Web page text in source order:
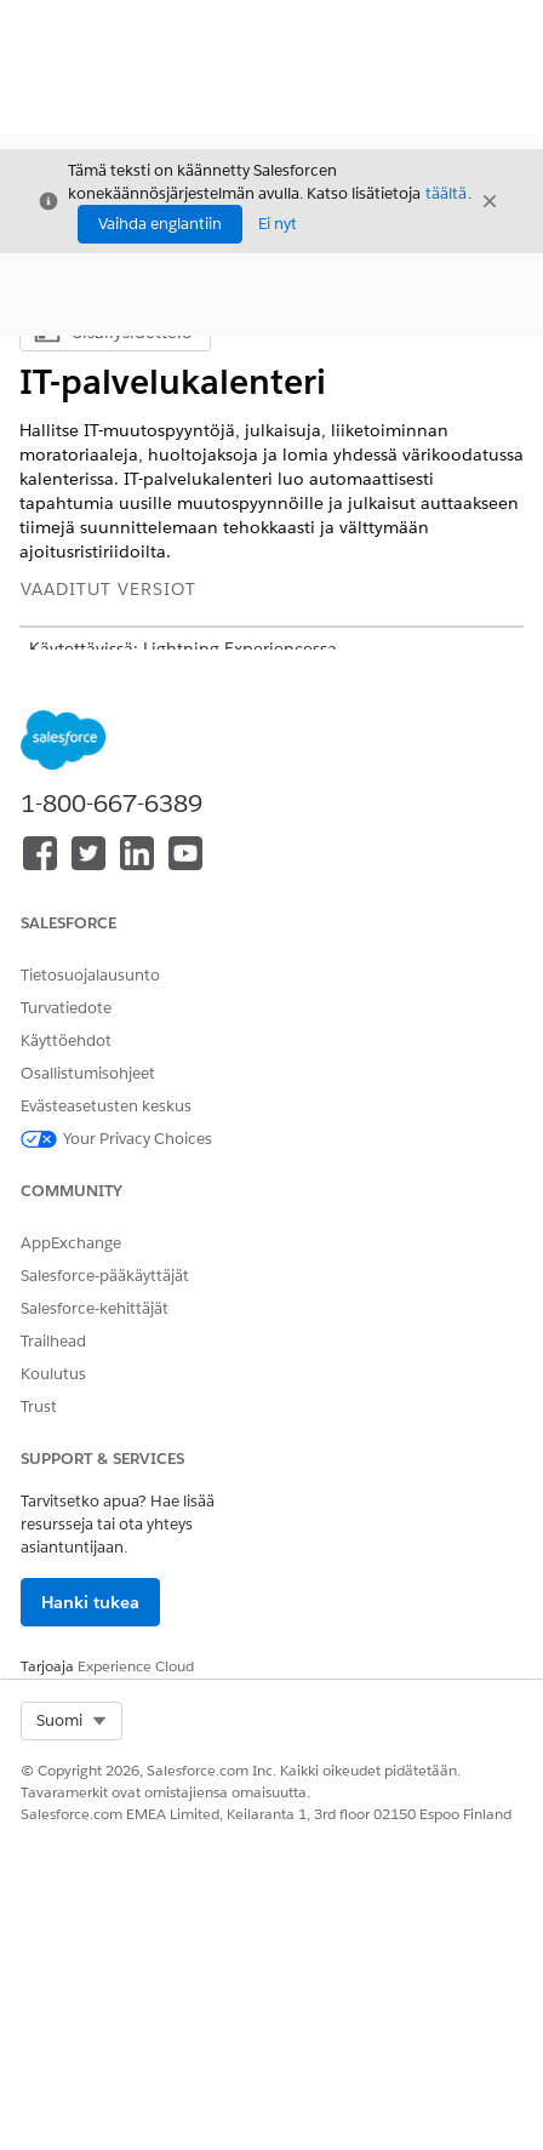
Sulje
Tämä teksti on käännetty Salesforcen
konekäännösjärjestelmän avulla. Katso lisätietoja täältä.
Vaihda englantiin
Ei nyt
Sulje
Näytä sisällysluettelo
Sisällysluettelo
IT-palvelukalenteri
Hallitse IT-muutospyyntöjä, julkaisuja, liiketoiminnan
moratoriaaleja, huoltojaksoja ja lomia yhdessä värikoodatussa
kalenterissa. IT-palvelukalenteri luo automaattisesti
tapahtumia uusille muutospyynnöille ja julkaisut auttaakseen
tiimejä suunnittelemaan tehokkaasti ja välttymään
ajoitusristiriidoilta.
VAADITUT VERSIOT
Käytettävissä: Lightning Experiencessa
Unlimited
palvelun avulla.
Pääkäyttäjät määrittävät tapahtumatyyppejä, kuten
huoltojaksot tai moratoriaalit, jotka ajoitetaan ja
seurataan IT-palvelukalenterissa. IT-tiimisi voi luoda ja
IT-palvelukalenterin käyttäminen
IT-tiimit ajoittavat ja seuraavat tapahtumia kalenterissa.
Julkaisujen ja muutospyyntöjen seuraaminen IT-
palvelukalenterissa
IT-palvelukalenteri auttaa tiimejä seuraamaan ja
Tämä keskitetty näkymä auttaa välttymään ristiriidoilta ja
varmistaa kriittisten päivitysten käyttöönoton oikeaan
RATKAISIKO TÄMÄ ARTIKKELI ONGELMASI?
Anna palautetta, jotta voimme kehittyä!
1-800-667-6389
SALESFORCE
Tietosuojalausunto
Turvatiedote
Käyttöehdot
Osallistumisohjeet
Evästeasetusten keskus
Your Privacy Choices
COMMUNITY
AppExchange
Salesforce-pääkäyttäjät
Salesforce-kehittäjät
Trailhead
Koulutus
Trust
SUPPORT & SERVICES
Tarvitsetko apua? Hae lisää
resursseja tai ota yhteys
asiantuntijaan.
Hanki tukea
Tarjoaja Experience Cloud
Suomi
© Copyright 2026, Salesforce.com Inc. Kaikki oikeudet pidätetään.
Tavaramerkit ovat omistajiensa omaisuutta.
Salesforce.com EMEA Limited, Keilaranta 1, 3rd floor 02150 Espoo Finland